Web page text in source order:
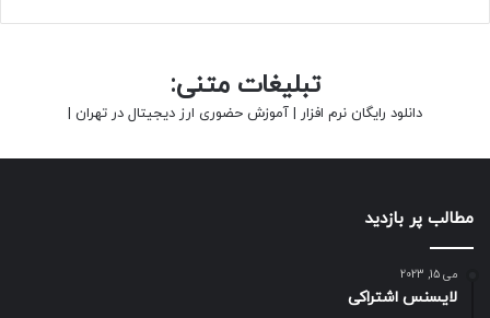
تبلیغات متنی:
دانلود رایگان نرم افزار | آموزش حضوری ارز دیجیتال در تهران |
مطالب پر بازدید
می 15, 2023
لایسنس اشتراکی